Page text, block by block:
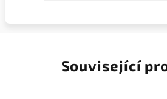
Související